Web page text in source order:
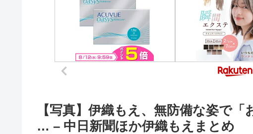
【写真】伊織もえ、無防備な姿で
… – 中日新聞ほか伊織もえまとめ